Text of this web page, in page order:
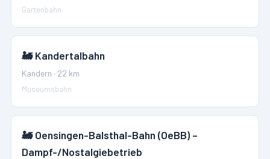
Gartenbahn
🚂 Kandertalbahn
Kandern · 22 km
Museumsbahn
🚂 Oensingen-Balsthal-Bahn (OeBB) –
Dampf-/Nostalgiebetrieb